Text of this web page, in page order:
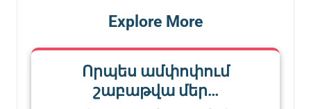
Explore More
Որպես ամփոփում
շաբաթվա մեր…